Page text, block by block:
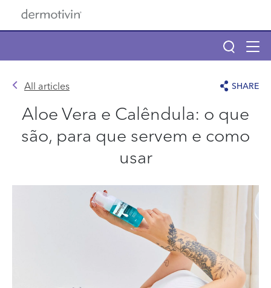
Pular para o conteúdo principal
Main navigation
Sobre Dermotivin
Produtos
Benzac
Descubra seu tipo de pele
All articles SHARE
Aloe Vera e Calêndula: o que
são, para que servem e como
usar